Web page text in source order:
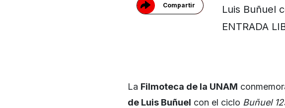
Compartir
Luis Buñuel
ENTRADA
La Filmoteca de la UNAM
de Luis Buñuel con el ciclo Buñuel